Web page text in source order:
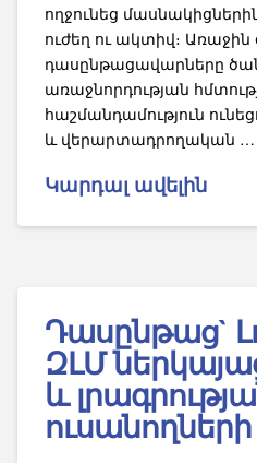
ողջունեց
ուժեղ ու ակտիվ։ Առաջին
դասընթացավարները
առաջնորդության
հաշմանդամություն
և վերարտադրողական …
Կարդալ ավելին
Դասընթաց`
ԶԼՄ
և
ուսանողների